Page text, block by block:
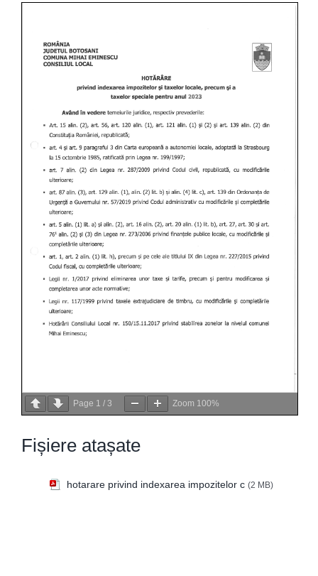
Page 1 / 3 Zoom 100%
Fișiere atașate
hotarare privind indexarea impozitelor c (2 MB)